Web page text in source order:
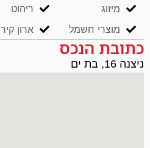
מיזוג ריהוט
מוצרי חשמל
ארון קיר
כתובת הנכס
ניצנה 16, בת ים